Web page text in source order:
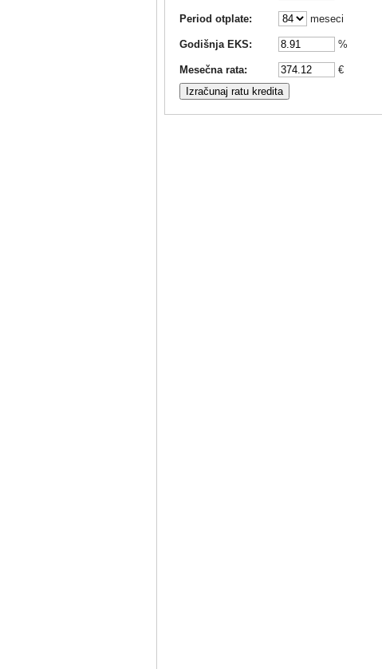
Period otplate: meseci
Godišnja EKS: %
Mesečna rata: €